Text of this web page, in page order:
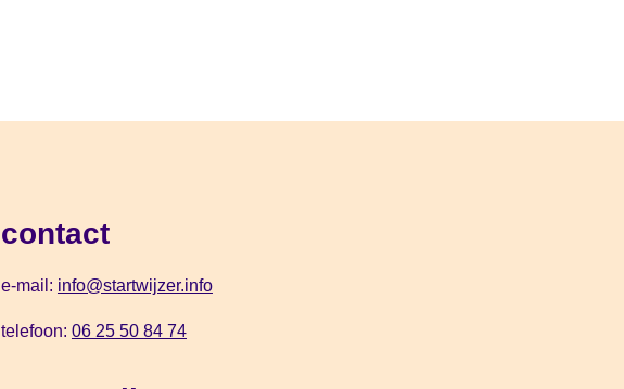
contact
e-mail: info@startwijzer.info
telefoon: 06 25 50 84 74